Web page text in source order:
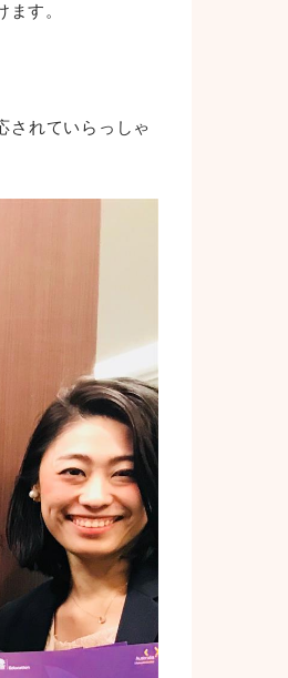
す。
されていらっしゃ